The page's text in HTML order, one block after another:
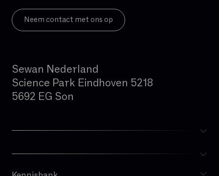
Governance
Hosted telefonie
Hybride cloud
IPv4
IVR
Neem contact met ons op
Sewan Nederland
Science Park Eindhoven 5218
5692 EG Son